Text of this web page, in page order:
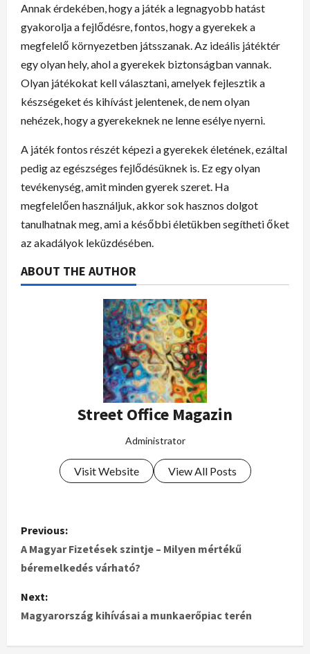
Annak érdekében, hogy a játék a legnagyobb hatást
gyakorolja a fejlődésre, fontos, hogy a gyerekek a
megfelelő környezetben játsszanak. Az ideális játéktér
egy olyan hely, ahol a gyerekek biztonságban vannak.
Olyan játékokat kell választani, amelyek fejlesztik a
készségeket és kihívást jelentenek, de nem olyan
nehézek, hogy a gyerekeknek ne lenne esélye nyerni.
A játék fontos részét képezi a gyerekek életének, ezáltal
pedig az egészséges fejlődésüknek is. Ez egy olyan
tevékenység, amit minden gyerek szeret. Ha
megfelelően használjuk, akkor sok hasznos dolgot
tanulhatnak meg, ami a későbbi életükben segítheti őket
az akadályok leküzdésében.
ABOUT THE AUTHOR
Street Office Magazin
Administrator
Visit Website View All Posts
Previous:
A Magyar Fizetések szintje – Milyen mértékű
béremelkedés várható?
Next:
Magyarország kihívásai a munkaerőpiac terén